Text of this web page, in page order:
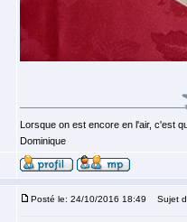
Lorsque on est encore en l'air, c'est
Dominique
Posté le: 24/10/2016 18:49 Sujet